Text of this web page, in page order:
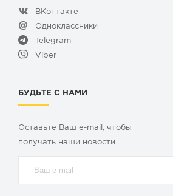
ВКонтакте
Одноклассники
Telegram
Viber
БУДЬТЕ С НАМИ
Оставьте Ваш e-mail, чтобы
получать наши новости